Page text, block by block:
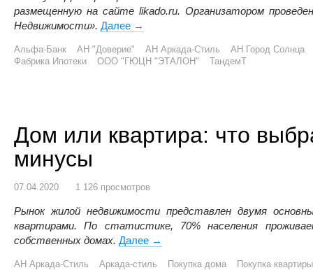
размещенную на сайте likado.ru. Организатором
Недвижимости». Далее Конкурс баннерной рекламы
→
Альфа-Банк АН "Доверие" АН Аркада-Стиль
АН Город Солнца
Фабрика Ипотеки
ООО "ГЮЦН "ЭТАЛОН" ТандемТ
Дом или квартира: что
минусы
07.04.2020 1 126 просмотров
Рынок жилой недвижимости представлен двумя
квартирами. По статистике, 70% населения
собственных домах. Далее Дом или квартира: что
→
АН Аркада-Стиль Аркада-стиль Покупка дома Покупка квартиры